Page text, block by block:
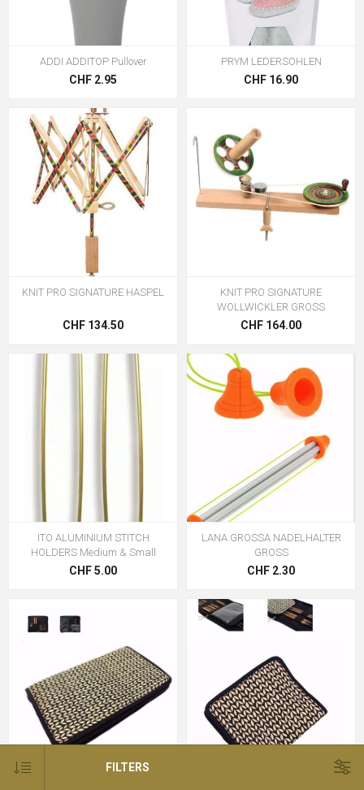
FILTERS
ADDI ADDITOP Pullover
CHF 2.95
PRYM LEDERSOHLEN
CHF 16.90
KNIT PRO SIGNATURE HASPEL
CHF 134.50
KNIT PRO SIGNATURE
WOLLWICKLER GROSS
CHF 164.00
ITO ALUMINIUM STITCH
HOLDERS Medium & Small
CHF 5.00
LANA GROSSA NADELHALTER
GROSS
CHF 2.30